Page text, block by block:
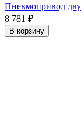
Пневмопривод
8 781 ₽
В корзину